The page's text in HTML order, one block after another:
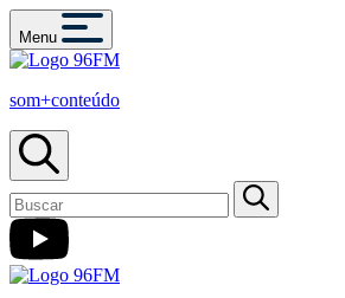
Menu
som+conteúdo